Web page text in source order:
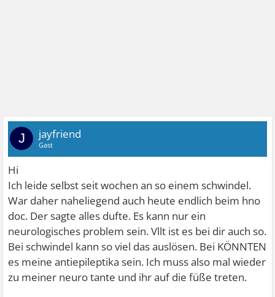
J jayfriend
Gast
Hi
Ich leide selbst seit wochen an so einem schwindel.
War daher naheliegend auch heute endlich beim hno
doc. Der sagte alles dufte. Es kann nur ein
neurologisches problem sein. Vllt ist es bei dir auch so.
Bei schwindel kann so viel das auslösen. Bei KÖNNTEN
es meine antiepileptika sein. Ich muss also mal wieder
zu meiner neuro tante und ihr auf die füße treten.